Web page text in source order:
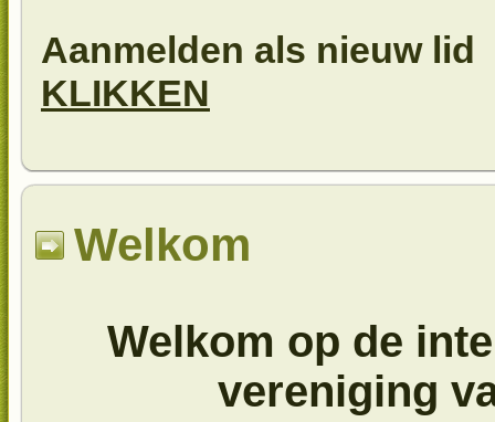
Aanmelden als nieuw
KLIKKEN
Welkom
Welkom op de
vereniging